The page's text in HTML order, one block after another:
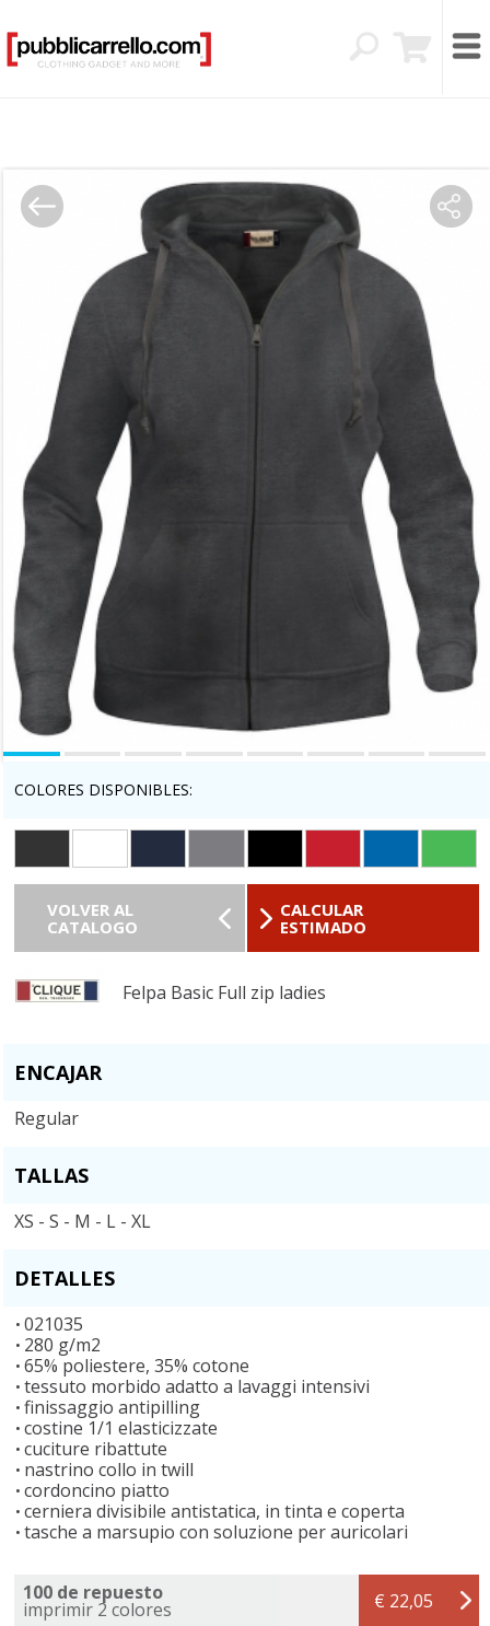
COLORES DISPONIBLES:
VOLVER AL
CATALOGO
CALCULAR
ESTIMADO
Felpa Basic Full zip ladies
ENCAJAR
Regular
TALLAS
XS - S - M - L - XL
DETALLES
021035
280 g/m2
65% poliestere, 35% cotone
tessuto morbido adatto a lavaggi intensivi
finissaggio antipilling
costine 1/1 elasticizzate
cuciture ribattute
nastrino collo in twill
cordoncino piatto
cerniera divisibile antistatica, in tinta e coperta
tasche a marsupio con soluzione per auricolari
100 de repuesto
imprimir 2 colores
€ 22,05